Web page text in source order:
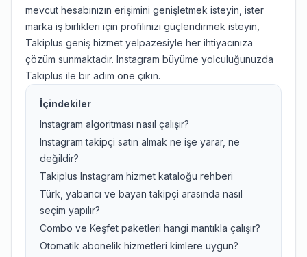
mevcut hesabınızın erişimini genişletmek isteyin, ister
marka iş birlikleri için profilinizi güçlendirmek isteyin,
Takiplus geniş hizmet yelpazesiyle her ihtiyacınıza
çözüm sunmaktadır. Instagram büyüme yolculuğunuzda
Takiplus ile bir adım öne çıkın.
İçindekiler
Instagram algoritması nasıl çalışır?
Instagram takipçi satın almak ne işe yarar, ne
değildir?
Takiplus Instagram hizmet kataloğu rehberi
Türk, yabancı ve bayan takipçi arasında nasıl
seçim yapılır?
Combo ve Keşfet paketleri hangi mantıkla çalışır?
Otomatik abonelik hizmetleri kimlere uygun?